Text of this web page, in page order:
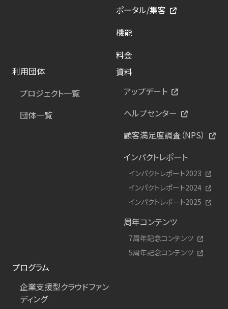
ポータル/集客
機能
料金
利用団体
プロジェクト一覧
団体一覧
資料
アップデート
ヘルプセンター
顧客満足度調査（NPS）
インパクトレポート
インパクトレポート2023
インパクトレポート2024
インパクトレポート2025
周年コンテンツ
7周年記念コンテンツ
5周年記念コンテンツ
プログラム
企業支援型クラウドファン
ディング